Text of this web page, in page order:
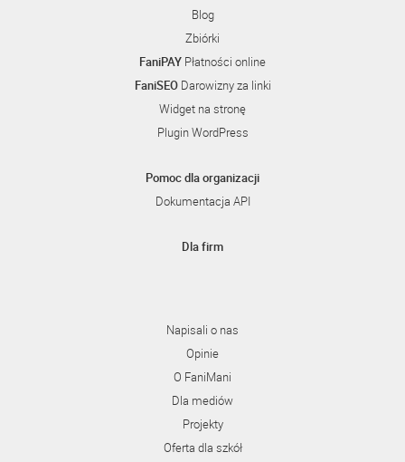
Blog
Zbiórki
FaniPAY Płatności online
FaniSEODarowizny za linki
Widget na stronę
Plugin WordPress
Pomoc dla organizacji
Dokumentacja API
Dla firm
Napisali o nas
Opinie
O FaniMani
Dla mediów
Projekty
Oferta dla szkół